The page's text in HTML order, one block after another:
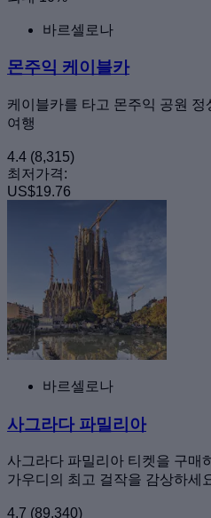
바르셀로나
몬주익 케이블카
케이블카를 타고 몬주익 공원
여행
4.4 (8,315)
최저가격:
US$19.76
바르셀로나
사그라다 파밀리아
사그라다 파밀리아 티켓을 구매
가우디의 최고 걸작을 감상하세
4.7 (89,340)